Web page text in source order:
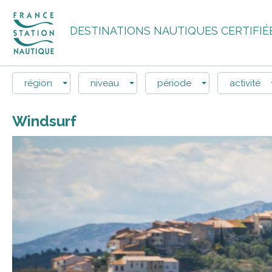
DESTINATIONS NAUTIQUES
région niveau période activité
Windsurf